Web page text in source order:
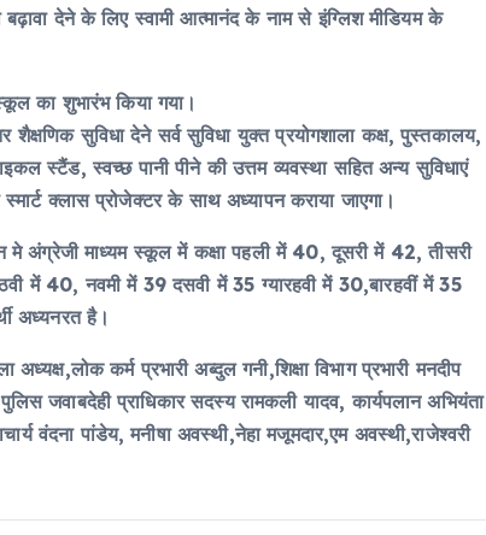
देने के लिए स्वामी आत्मानंद के नाम से इंग्लिश मीडियम के
का शुभारंभ किया गया।
शैक्षणिक सुविधा देने सर्व सुविधा युक्त प्रयोगशाला कक्ष, पुस्तकालय,
स्टैंड, स्वच्छ पानी पीने की उत्तम व्यवस्था सहित अन्य सुविधाएं
स्मार्ट क्लास प्रोजेक्टर के साथ अध्यापन कराया जाएगा।
मे अंग्रेजी माध्यम स्कूल में कक्षा पहली में 40, दूसरी में 42, तीसरी
40, नवमी में 39 दसवी में 35 ग्यारहवी में 30,बारहवीं में 35
अध्यनरत है।
कर्म प्रभारी अब्दुल गनी,शिक्षा विभाग प्रभारी मनदीप
पुलिस जवाबदेही प्राधिकार सदस्य रामकली यादव, कार्यपलान अभियंता
वंदना पांडेय, मनीषा अवस्थी,नेहा मजूमदार,एम अवस्थी,राजेश्वरी